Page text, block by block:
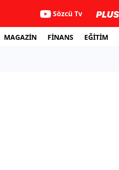
Sözcü Tv
MAGAZİN FİNANS EĞİTİM